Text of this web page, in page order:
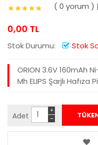
( 0 yorum ) |
0,00 TL
Stok Durumu: Stok
ORION 3.6V 160mAh
Mh ELIPS Şarjlı Hafıza
Adet −
+